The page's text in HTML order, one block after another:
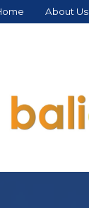
About Us